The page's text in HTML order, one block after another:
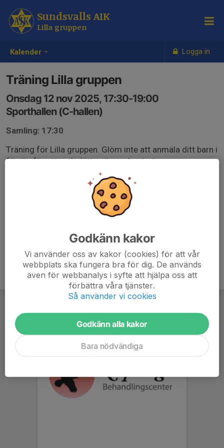
Kalender Logga in
Sundsvalls AIK
Lilla gruppen
Träning Lilla gruppen
Onsdag 12 nov 2025, 17:30-19:00
Sporthallen (C-hallen)
Samling: 17:30
Träning för Lilla gruppen. Glöm inte att anmäla ditt barn i
förväg för att underlätta närvarohanteringen.
Godkänn kakor
Vi använder oss av kakor (cookies) för att vår
webbplats ska fungera bra för dig. De används
även för webbanalys i syfte att hjälpa oss att
förbättra våra tjänster.
Så använder vi cookies
Godkänn alla kakor
Bara nödvändiga